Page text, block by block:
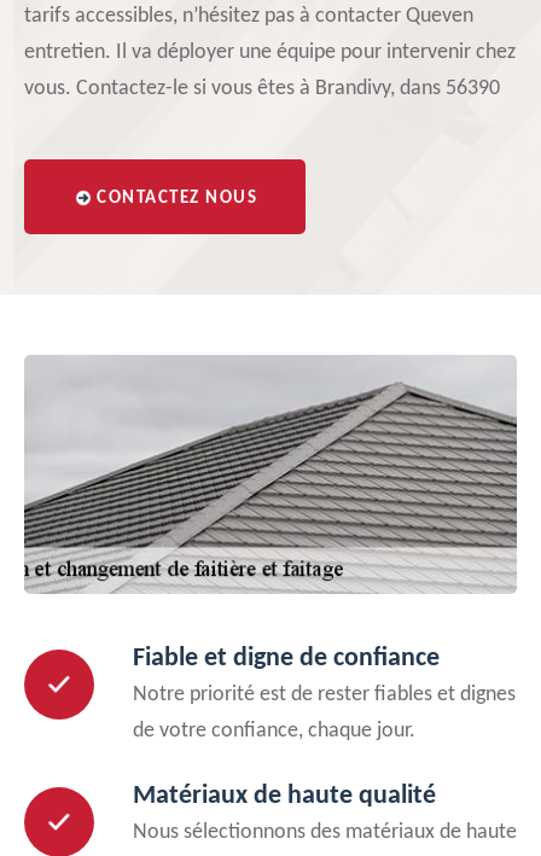
tarifs accessibles, n’hésitez pas à contacter Queven
entretien. Il va déployer une équipe pour intervenir chez
vous. Contactez-le si vous êtes à Brandivy, dans 56390
CONTACTEZ NOUS
Fiable et digne de confiance
Notre priorité est de rester fiables et dignes
de votre confiance, chaque jour.
Matériaux de haute qualité
Nous sélectionnons des matériaux de haute